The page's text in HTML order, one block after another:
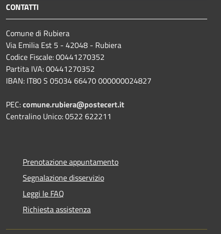
CONTATTI
Comune di Rubiera
Via Emilia Est 5 - 42048 - Rubiera
Codice Fiscale: 00441270352
Partita IVA: 00441270352
IBAN: IT80 S 05034 66470 000000024827
PEC:comune.rubiera@postecert.it
Centralino Unico: 0522 622211
Prenotazione appuntamento
Segnalazione disservizio
Leggi le FAQ
Richiesta assistenza